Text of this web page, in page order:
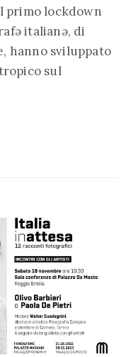
primo lockdown
italianə, di
hanno sviluppato
sul